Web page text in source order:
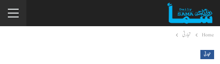
Home تجارتی
تجارتی